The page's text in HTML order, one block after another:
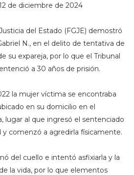
de diciembre de 2024
del Estado (FGJE) demostró
N., en el delito de tentativa de
su expareja, por lo que el Tribunal
a 30 años de prisión.
la mujer víctima se encontraba
en su domicilio en el
lugar al que ingresó el sentenciado
comenzó a agredirla físicamente.
del cuello e intentó asfixiarla y la
la vida, por lo que elementos